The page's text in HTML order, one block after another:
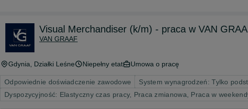
Visual Merchandiser (k/m) - praca w VAN
VAN GRAAF
Gdynia , Działki Leśne Niepełny etat Umowa o pracę
Odpowiednie doświadczenie zawodowe
System wynagrodzeń: Tylko
Dyspozycyjność: Elastyczny czas pracy, Praca zmianowa, Praca w